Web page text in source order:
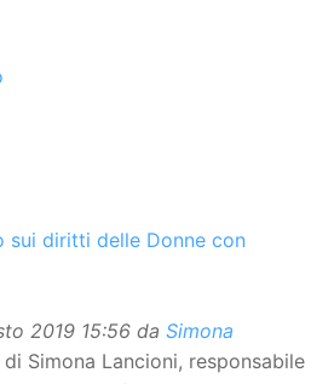
sui diritti delle Donne con
2019 15:56 da Simona
di Simona Lancioni, responsabile